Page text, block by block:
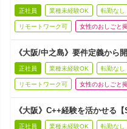
正社員 業種未経験OK 転勤なし
リモートワーク可 女性のおしごと
《大阪/中之島》要件定義から
正社員 業種未経験OK 転勤なし
リモートワーク可 女性のおしごと
《大阪》C++経験を活かせる
正社員 業種未経験OK 転勤なし